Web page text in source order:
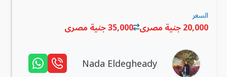
السعر
20,000 جنية مصرى 35,000 جنية مصرى
Nada Eldegheady